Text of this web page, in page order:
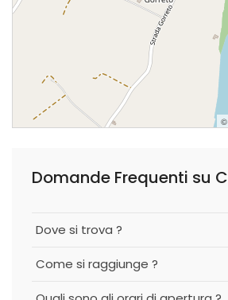
©
Dove si trova ?
Come si raggiunge ?